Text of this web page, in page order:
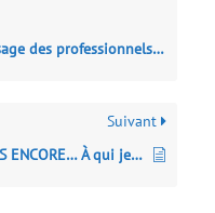
professionnels de l’image
Suivant
LES GÈNES, CE QU’ON NE SAIT PAS ENCORE… À qui je ressemble ?